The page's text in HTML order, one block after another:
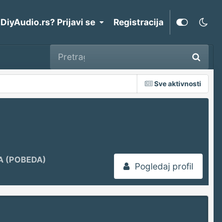
Prijavi se Registracija
Sve aktivnosti
Pogledaj profil
(POBEDA)